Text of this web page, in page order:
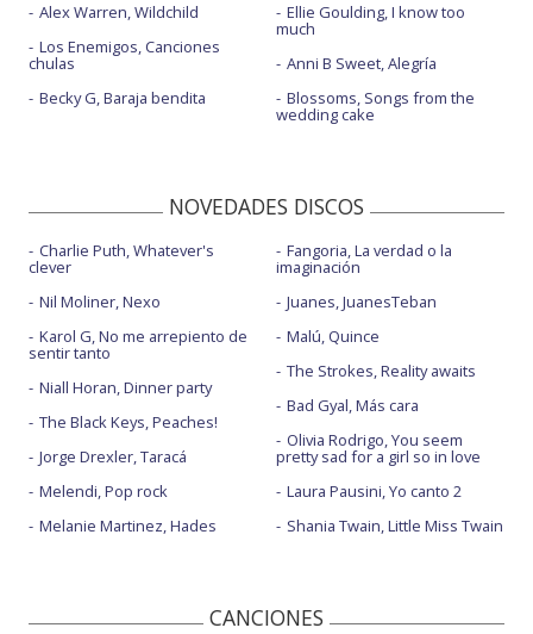
Alex Warren, Wildchild
Los Enemigos, Canciones
chulas
Becky G, Baraja bendita
Ellie Goulding, I know too
much
Anni B Sweet, Alegría
Blossoms, Songs from the
wedding cake
NOVEDADES DISCOS
Charlie Puth, Whatever's
clever
Nil Moliner, Nexo
Karol G, No me arrepiento de
sentir tanto
Niall Horan, Dinner party
The Black Keys, Peaches!
Jorge Drexler, Taracá
Melendi, Pop rock
Melanie Martinez, Hades
Fangoria, La verdad o la
imaginación
Juanes, JuanesTeban
Malú, Quince
The Strokes, Reality awaits
Bad Gyal, Más cara
Olivia Rodrigo, You seem
pretty sad for a girl so in love
Laura Pausini, Yo canto 2
Shania Twain, Little Miss Twain
CANCIONES